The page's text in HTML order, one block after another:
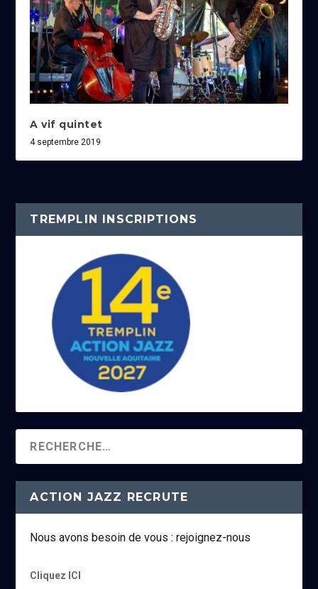
A vif quintet
4 septembre 2019
TREMPLIN INSCRIPTIONS
ACTION JAZZ RECRUTE
Nous avons besoin de vous : rejoignez-nous
Cliquez ICI